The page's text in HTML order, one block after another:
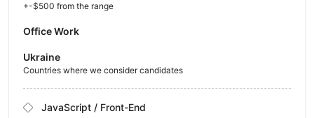
+-$500 from the range
Office Work
Ukraine
Countries where we consider candidates
JavaScript / Front-End